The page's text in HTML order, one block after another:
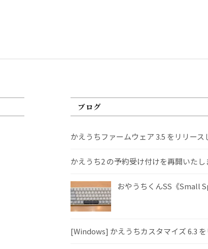
ブログ
かえうちファームウェア 3.5 をリリース
かえうち2 の予約受け付けを再開いたし
おやうちくんSS《Small
[Windows] かえうちカスタマイズ 6.3